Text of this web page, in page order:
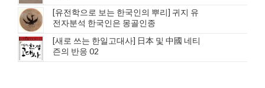
[유전학으로 보는 한국인의 뿌리] 귀지 유
전자분석 한국인은 몽골인종
[새로 쓰는 한일고대사] 日本 및 中國 네티
즌의 반응 02